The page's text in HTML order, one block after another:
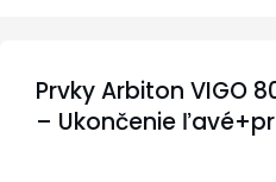
Prvky Arbiton VIGO
– Ukončenie